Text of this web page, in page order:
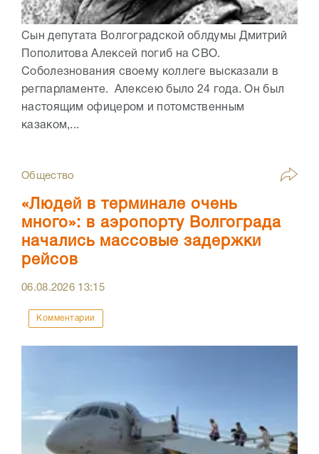
Сын депутата Волгоградской облдумы Дмитрий
Пополитова Алексей погиб на СВО.
Соболезнования своему коллеге высказали в
регпарламенте. Алексею было 24 года. Он был
настоящим офицером и потомственным
казаком,...
Общество
«Людей в терминале очень
много»: в аэропорту Волгограда
начались массовые задержки
рейсов
06.08.2026 13:15
Комментарии